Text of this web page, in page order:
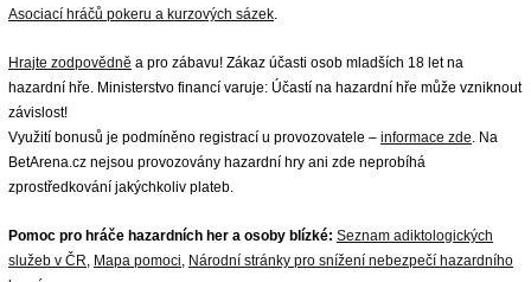
Asociací hráčů pokeru a kurzových sázek.
Hrajte zodpovědně a pro zábavu! Zákaz účasti osob mladších 18 let na
hazardní hře. Ministerstvo financí varuje: Účastí na hazardní hře může vzniknout
závislost!
Využití bonusů je podmíněno registrací u provozovatele – informace zde. Na
BetArena.cz nejsou provozovány hazardní hry ani zde neprobíhá
zprostředkování jakýchkoliv plateb.
Pomoc pro hráče hazardních her a osoby blízké: Seznam adiktologických
služeb v ČR, Mapa pomoci, Národní stránky pro snížení nebezpečí hazardního